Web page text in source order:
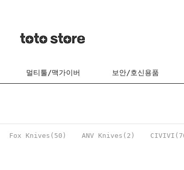
멀티툴/맥가이버 보안/호신용품
Fox Knives(50) ANV Knives(2)